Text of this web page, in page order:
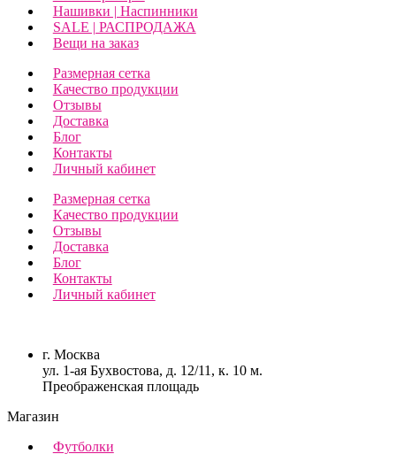
Нашивки | Наспинники
SALE | РАСПРОДАЖА
Вещи на заказ
Размерная сетка
Качество продукции
Отзывы
Доставка
Блог
Контакты
Личный кабинет
Размерная сетка
Качество продукции
Отзывы
Доставка
Блог
Контакты
Личный кабинет
г. Москва
ул. 1-ая Бухвостова, д. 12/11, к. 10 м.
Преображенская площадь
Магазин
Футболки